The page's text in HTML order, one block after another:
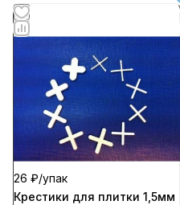
26 ₽/упак
Крестики для плитки 1,5мм